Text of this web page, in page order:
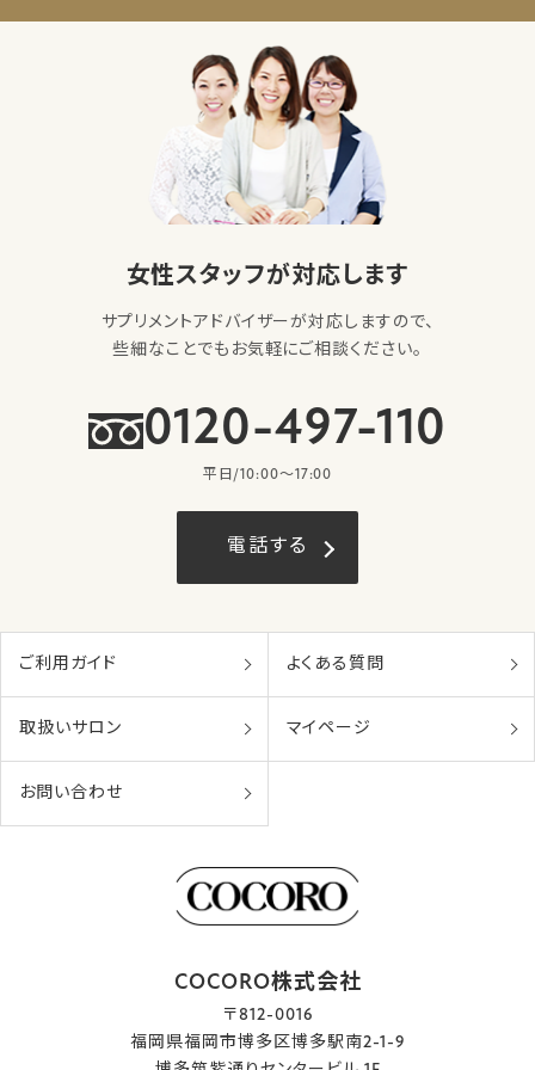
女性スタッフが対応します
サプリメントアドバイザーが対応しますので、
些細なことでもお気軽にご相談ください。
0120-497-110
平日/10:00〜17:00
電話する
ご利用ガイド よくある質問
取扱いサロン マイページ
お問い合わせ
COCORO株式会社
〒812-0016
福岡県福岡市博多区博多駅南2-1-9